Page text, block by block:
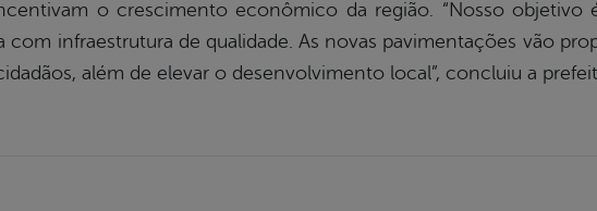
o crescimento econômico da região. “Nosso objetivo
com infraestrutura de qualidade. As novas pavimentações vão
além de elevar o desenvolvimento local”, concluiu a